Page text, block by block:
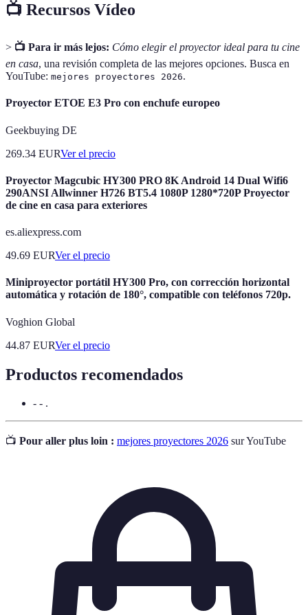
📺 Recursos Vídeo
> 📺 Para ir más lejos: Cómo elegir el proyector ideal para tu cine
en casa, una revisión completa de las mejores opciones. Busca en
YouTube: mejores proyectores 2026.
Proyector ETOE E3 Pro con enchufe europeo
Geekbuying DE
269.34 EURVer el precio
Proyector Magcubic HY300 PRO 8K Android 14 Dual Wifi6
290ANSI Allwinner H726 BT5.4 1080P 1280*720P Proyector
de cine en casa para exteriores
es.aliexpress.com
49.69 EURVer el precio
Miniproyector portátil HY300 Pro, con corrección horizontal
automática y rotación de 180°, compatible con teléfonos 720p.
Voghion Global
44.87 EURVer el precio
Productos recomendados
- - .
📺 Pour aller plus loin : mejores proyectores 2026 sur YouTube